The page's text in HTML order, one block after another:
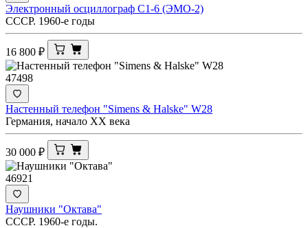
Электронный осциллограф С1-6 (ЭМО-2)
СССР. 1960-е годы
16 800 ₽
47498
Настенный телефон "Simens & Halske" W28
Германия, начало ХХ века
30 000 ₽
46921
Наушники "Октава"
СССР. 1960-е годы.